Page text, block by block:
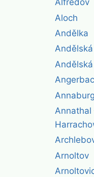
Alfredov
Aloch
Andělka
Annaburg
Arnoltov